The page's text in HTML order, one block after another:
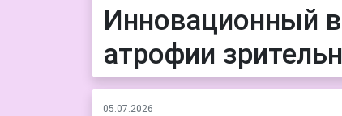
Инновационный
атрофии
05.07.2026